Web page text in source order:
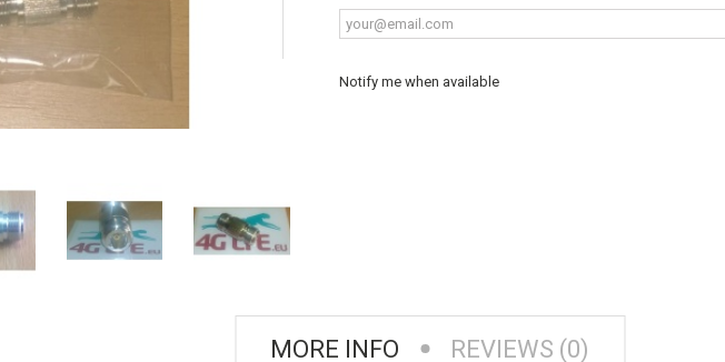
Notify me when available
MORE INFO REVIEWS (0)